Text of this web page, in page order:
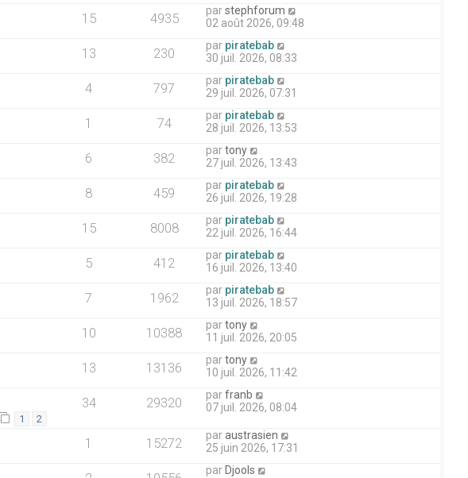
15 4935 parstephforum
02 août 2026, 09:48
13 230 par piratebab
30 juil. 2026, 08:33
4 797 par piratebab
29 juil. 2026, 07:31
1 74 par piratebab
28 juil. 2026, 13:53
6 382 partony
27 juil. 2026, 13:43
8 459 par piratebab
26 juil. 2026, 19:28
15 8008 par piratebab
22 juil. 2026, 16:44
5 412 par piratebab
16 juil. 2026, 13:40
7 1962 par piratebab
13 juil. 2026, 18:57
10 10388 partony
11 juil. 2026, 20:05
13 13136 partony
10 juil. 2026, 11:42
1 2
34 29320 parfranb
07 juil. 2026, 08:04
1 15272 paraustrasien
25 juin 2026, 17:31
par Djools